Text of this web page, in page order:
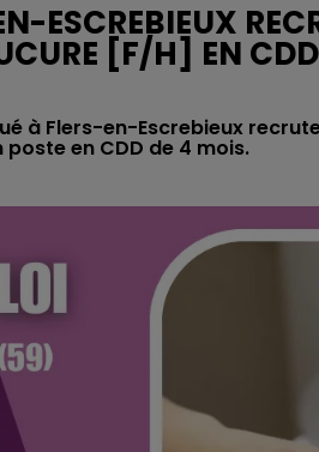
ESCREBIEUX
[F/H] EN CDD
à Flers-en-Escrebieux
en CDD de 4 mois.